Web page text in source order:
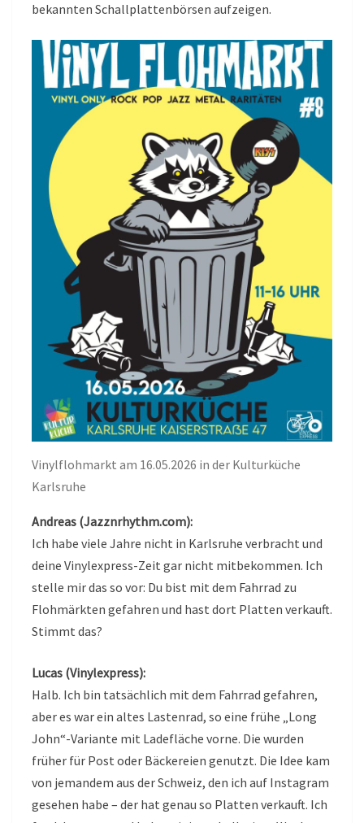
bekannten Schallplattenbörsen aufzeigen.
Vinylflohmarkt am 16.05.2026 in der Kulturküche
Karlsruhe
Andreas (Jazznrhythm.com):
Ich habe viele Jahre nicht in Karlsruhe verbracht und
deine Vinylexpress-Zeit gar nicht mitbekommen. Ich
stelle mir das so vor: Du bist mit dem Fahrrad zu
Flohmärkten gefahren und hast dort Platten verkauft.
Stimmt das?
Lucas (Vinylexpress):
Halb. Ich bin tatsächlich mit dem Fahrrad gefahren,
aber es war ein altes Lastenrad, so eine frühe „Long
John“-Variante mit Ladefläche vorne. Die wurden
früher für Post oder Bäckereien genutzt. Die Idee kam
von jemandem aus der Schweiz, den ich auf Instagram
gesehen habe – der hat genau so Platten verkauft. Ich